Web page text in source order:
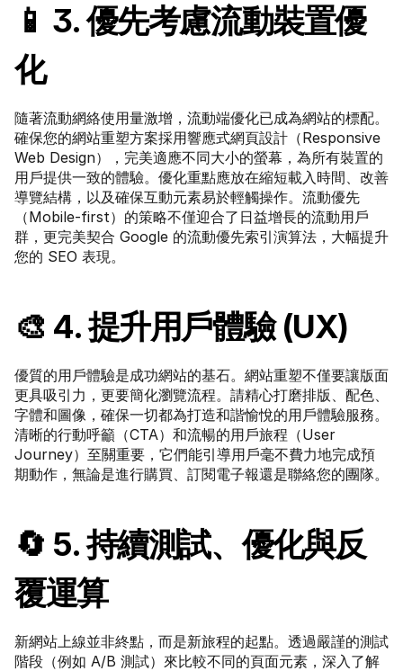
📱 3. 優先考慮流動裝置優
化
隨著流動網絡使用量激增，流動端優化已成為網站的標配。
確保您的網站重塑方案採用響應式網頁設計（Responsive
Web Design），完美適應不同大小的螢幕，為所有裝置的
用戶提供一致的體驗。優化重點應放在縮短載入時間、改善
導覽結構，以及確保互動元素易於輕觸操作。流動優先
（Mobile-first）的策略不僅迎合了日益增長的流動用戶
群，更完美契合 Google 的流動優先索引演算法，大幅提升
您的 SEO 表現。
🎨 4. 提升用戶體驗 (UX)
優質的用戶體驗是成功網站的基石。網站重塑不僅要讓版面
更具吸引力，更要簡化瀏覽流程。請精心打磨排版、配色、
字體和圖像，確保一切都為打造和諧愉悅的用戶體驗服務。
清晰的行動呼籲（CTA）和流暢的用戶旅程（User
Journey）至關重要，它們能引導用戶毫不費力地完成預
期動作，無論是進行購買、訂閱電子報還是聯絡您的團隊。
🔄 5. 持續測試、優化與反
覆運算
新網站上線並非終點，而是新旅程的起點。透過嚴謹的測試
階段（例如 A/B 測試）來比較不同的頁面元素，深入了解